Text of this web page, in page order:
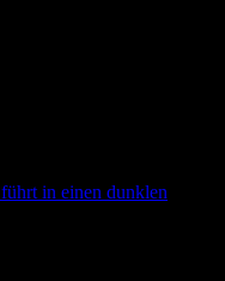
in einen dunklen